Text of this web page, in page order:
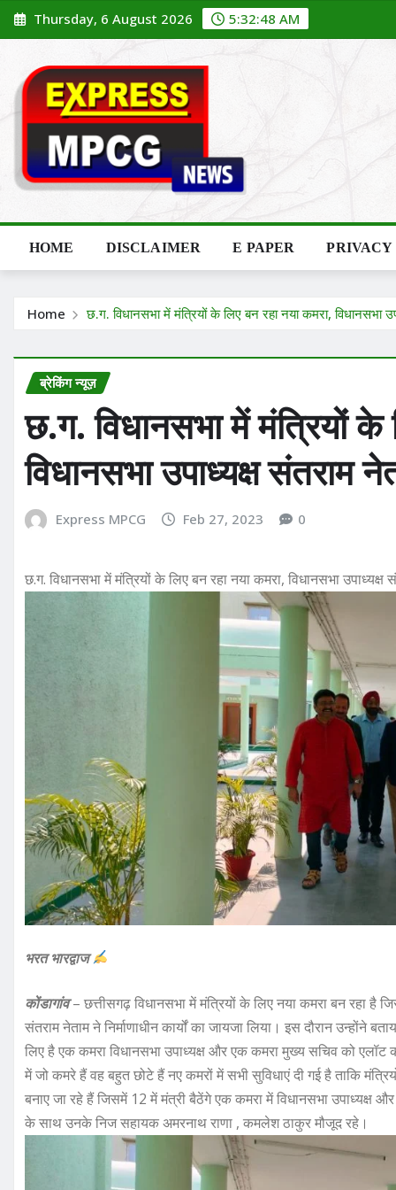
Skip
to
Thursday, 6 August 2026 5:32:49 AM
HOME DISCLAIMER E PAPER
Home छ.ग. विधानसभा में मंत्रियों के लिए बन रहा नया कमरा, विधानसभा
ब्रेकिंग न्यूज़
छ.ग. विधानसभा में मंत्रियों के
विधानसभा उपाध्यक्ष संतराम
Express MPCG Feb 27, 2023 0
छ.ग. विधानसभा में मंत्रियों के लिए बन रहा नया कमरा, विधानसभा उपाध्यक्ष
भरत भारद्वाज
कोंडागांव– छत्तीसगढ़ विधानसभा में मंत्रियों के लिए नया कमरा बन रहा है
संतराम नेताम ने निर्माणाधीन कार्यों का जायजा लिया। इस दौरान
लिए है एक कमरा विधानसभा उपाध्यक्ष और एक कमरा मुख्य सचिव को एलॉट
में जो कमरे हैं वह बहुत छोटे हैं नए कमरों में सभी सुविधाएं दी गई है ताकि
बनाए जा रहे हैं जिसमें 12 में मंत्री बैठेंगे एक कमरा में विधानसभा उपाध्यक्ष
के साथ उनके निज सहायक अमरनाथ राणा , कमलेश ठाकुर मौजूद रहे।